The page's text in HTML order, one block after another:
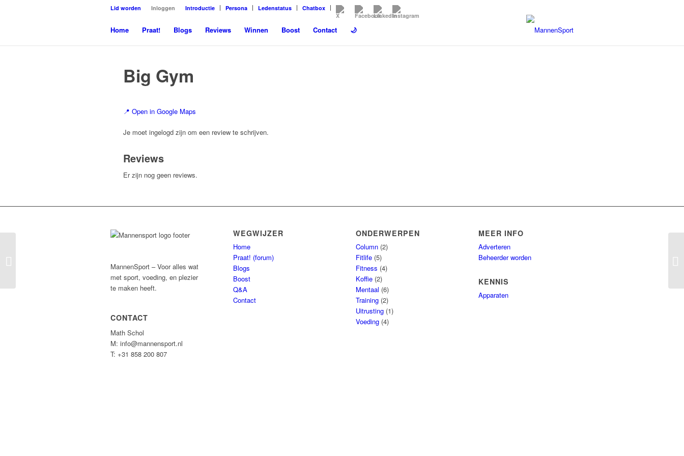
Lid worden Inloggen Introductie Persona Ledenstatus Chatbox
Home Praat! Blogs Reviews Winnen Boost Contact 🌙
Big Gym
📍 Open in Google Maps
Je moet ingelogd zijn om een review te schrijven.
Reviews
Er zijn nog geen reviews.
MannenSport – Voor alles wat
met sport, voeding, en plezier
te maken heeft.
CONTACT
Math Schol
M: info@mannensport.nl
T: +31 858 200 807
WEGWIJZER
Home
Praat! (forum)
Blogs
Boost
Q&A
Contact
ONDERWERPEN
Column (2)
Fitlife (5)
Fitness (4)
Koffie (2)
Mentaal (6)
Training (2)
Uitrusting (1)
Voeding (4)
MEER INFO
Adverteren
Beheerder worden
KENNIS
Apparaten